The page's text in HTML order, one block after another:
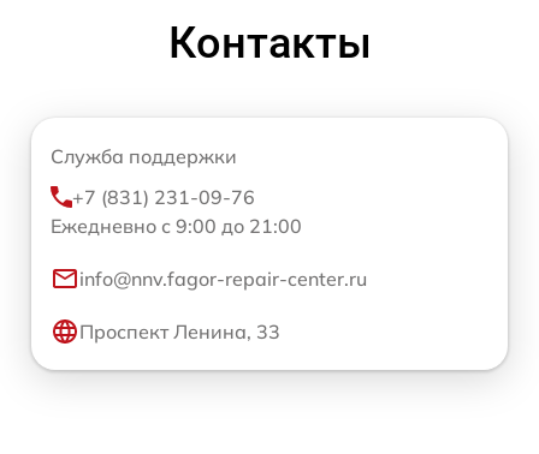
Контакты
Служба поддержки
+7 (831) 231-09-76
Ежедневно с 9:00 до 21:00
info@nnv.fagor-repair-center.ru
Проспект Ленина, 33